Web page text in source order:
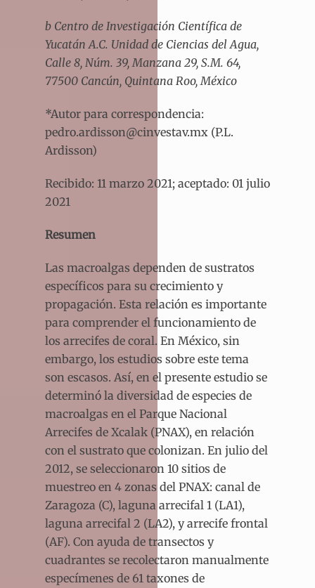
b Centro de Investigación Científica de
Yucatán A.C. Unidad de Ciencias del Agua,
Calle 8, Núm. 39, Manzana 29, S.M. 64,
77500 Cancún, Quintana Roo, México
*Autor para correspondencia:
pedro.ardisson@cinvestav.mx (P.L.
Ardisson)
Recibido: 11 marzo 2021; aceptado: 01 julio
2021
Resumen
Las macroalgas dependen de sustratos
específicos para su crecimiento y
propagación. Esta relación es importante
para comprender el funcionamiento de
los arrecifes de coral. En México, sin
embargo, los estudios sobre este tema
son escasos. Así, en el presente estudio se
determinó la diversidad de especies de
macroalgas en el Parque Nacional
Arrecifes de Xcalak (PNAX), en relación
con el sustrato que colonizan. En julio del
2012, se seleccionaron 10 sitios de
muestreo en 4 zonas del PNAX: canal de
Zaragoza (C), laguna arrecifal 1 (LA1),
laguna arrecifal 2 (LA2), y arrecife frontal
(AF). Con ayuda de transectos y
cuadrantes se recolectaron manualmente
especímenes de 61 taxones de